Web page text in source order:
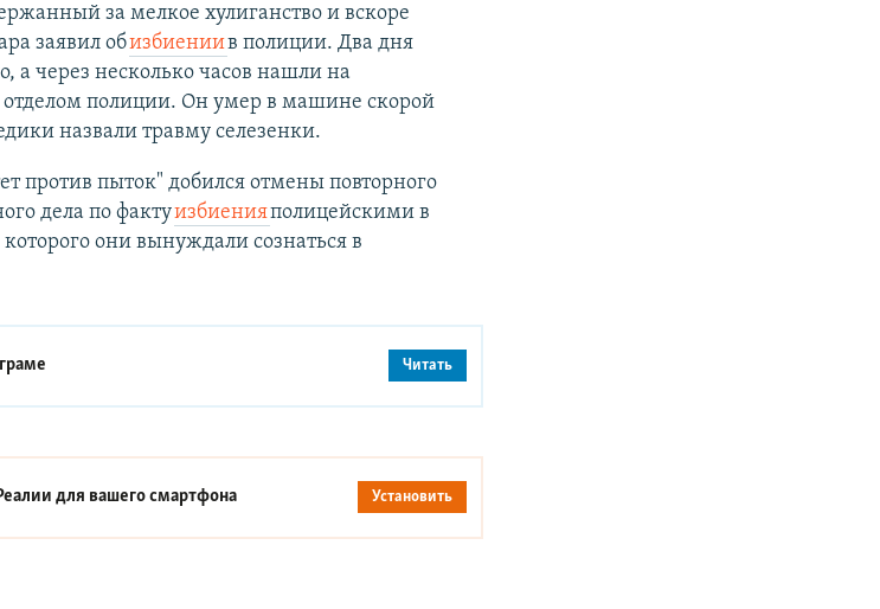
за мелкое хулиганство и вскоре
заявил обизбиениив полиции. Два дня
а через несколько часов нашли на
отделом полиции. Он умер в машине скорой
назвали травму селезенки.
против пыток" добился отмены повторного
дела по фактуизбиенияполицейскими в
они вынуждали сознаться в
Читать
для вашего смартфона Установить